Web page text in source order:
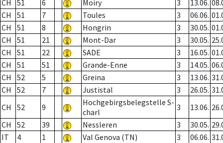
CH 51 6 Moiry 3 13.06.
CH
51 7 Toules 3 06.06.
CH
51 8 Hongrin 3 30.05.
CH
51 21 Mont-Dar 3 30.05.
CH
51 22 SADE 3 16.05.
CH
51 51 Grande-Enne 3 14.05.
CH
52 5 Greina 3 13.06.
CH
52 7 Justistal 3 26.05.
CH
52 9
Hochgebirgsbelegstelle S-
charl
3 13.06.
CH
52 39 Nessleren 3 30.05.
IT
4 1 Val Genova (TN) 3 06.06.